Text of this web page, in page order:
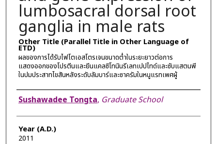
lumbosacral dorsal root
ganglia in male rats
Other Title (Parallel Title in Other Language of
ETD)
ผลของการได้รับไฟโตเอสโตรเจนขนาดต่ำในระยะยาวต่อการ
แสดงออกของโปรตีนและยีนแคลซิโทนินรีเลทเปปไทด์และซับแสตนพี
ในปมประสาทไขสันหลังระดับลัมบาร์และซาครัมในหนูแรทเพศผู้
Author
Sushawadee Tongta, Graduate School
Year (A.D.)
2011